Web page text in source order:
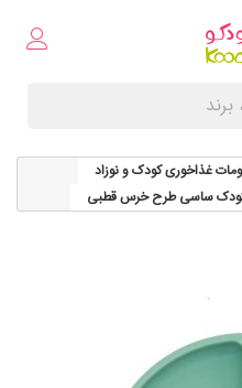
غذاخوری کودک و نوزاد
ساسی طرح خرس قطبی